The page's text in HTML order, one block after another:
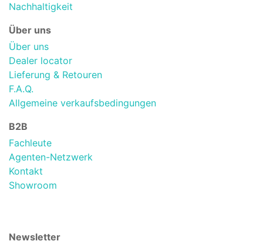
Nachhaltigkeit
Über uns
Über uns
Dealer locator
Lieferung & Retouren
F.A.Q.
Allgemeine verkaufsbedingungen
B2B
Fachleute
Agenten-Netzwerk
Kontakt
Showroom
Newsletter